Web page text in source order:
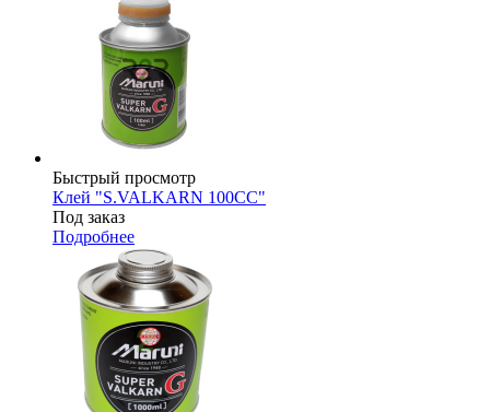
Быстрый просмотр
Клей "S.VALKARN 100СС"
Под заказ
Подробнее